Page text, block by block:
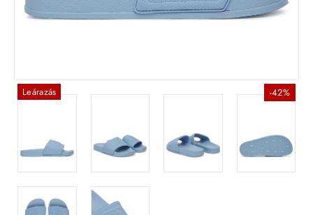
Leárazás -42%